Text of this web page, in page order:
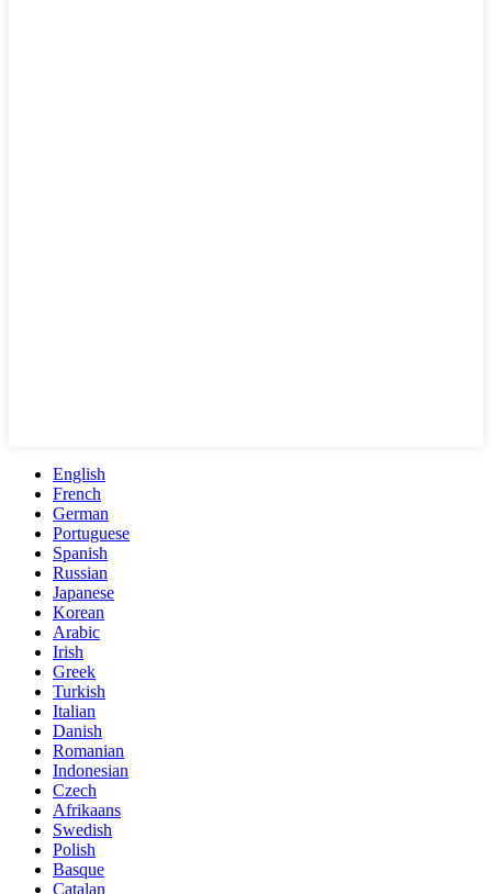
English
French
German
Portuguese
Spanish
Russian
Japanese
Korean
Arabic
Irish
Greek
Turkish
Italian
Danish
Romanian
Indonesian
Czech
Afrikaans
Swedish
Polish
Basque
Catalan